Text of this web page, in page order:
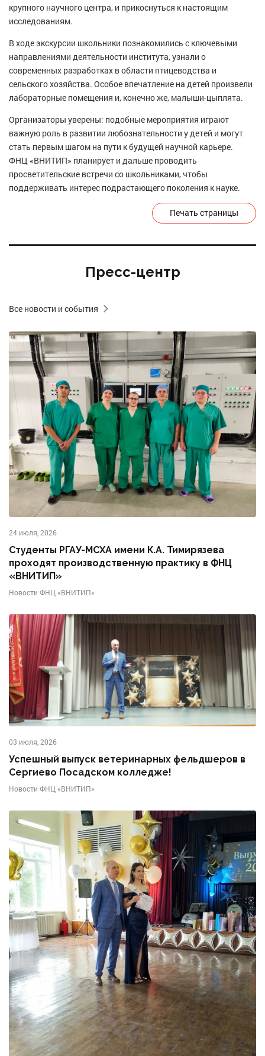
крупного научного центра, и прикоснуться к настоящим
исследованиям.
В ходе экскурсии школьники познакомились с ключевыми
направлениями деятельности института, узнали о
современных разработках в области птицеводства и
сельского хозяйства. Особое впечатление на детей произвели
лабораторные помещения и, конечно же, малыши-цыплята.
Организаторы уверены: подобные мероприятия играют
важную роль в развитии любознательности у детей и могут
стать первым шагом на пути к будущей научной карьере.
ФНЦ «ВНИТИП» планирует и дальше проводить
просветительские встречи со школьниками, чтобы
поддерживать интерес подрастающего поколения к науке.
Печать страницы
Пресс-центр
Все новости и события
24 июля, 2026
Студенты РГАУ-МСХА имени К.А. Тимирязева
проходят производственную практику в ФНЦ
«ВНИТИП»
Новости ФНЦ «ВНИТИП»
03 июля, 2026
Успешный выпуск ветеринарных фельдшеров в
Сергиево Посадском колледже!
Новости ФНЦ «ВНИТИП»